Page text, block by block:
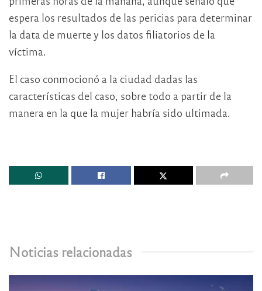
espera los resultados de las pericias para determinar
la data de muerte y los datos filiatorios de la
víctima.
El caso conmocionó a la ciudad dadas las
características del caso, sobre todo a partir de la
manera en la que la mujer habría sido ultimada.
Noticias relacionadas